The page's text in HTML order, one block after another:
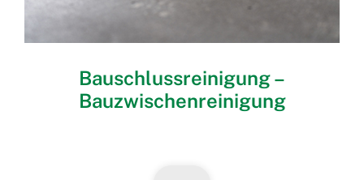
Bauschlussreinigung –
Bauzwischenreinigung